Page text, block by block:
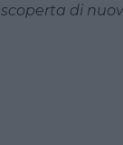
scoperta di